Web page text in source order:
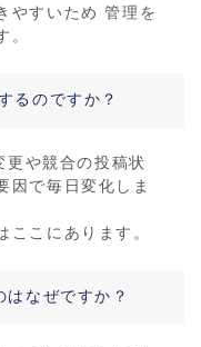
やすいため 管理を
。
るのですか？
や競合の投稿状
因で毎日変化しま
ここにあります。
なぜですか？